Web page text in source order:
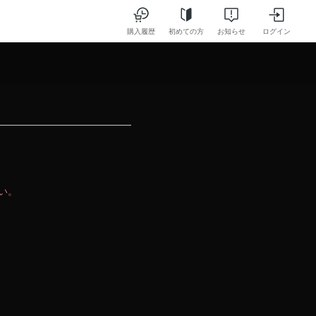
購入履歴 初めての方 お知らせ ログイン